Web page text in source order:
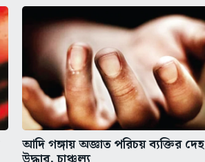
আদি গঙ্গায় অজ্ঞাত পরিচয় ব্যক্তির দেহ